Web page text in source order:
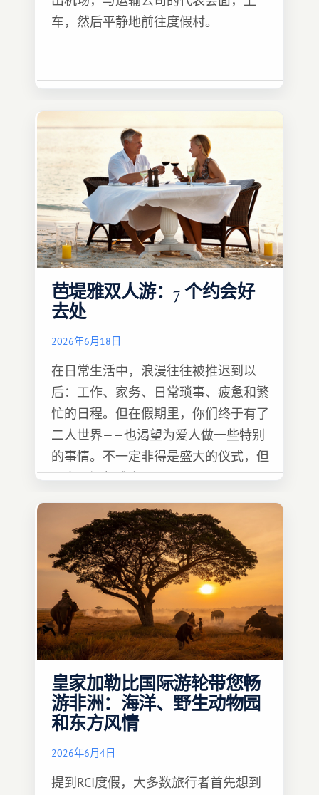
车，然后平静地前往度假村。
芭堤雅双人游：7 个约会好
去处
2026年6月18日
在日常生活中，浪漫往往被推迟到以
后：工作、家务、日常琐事、疲惫和繁
忙的日程。但在假期里，你们终于有了
二人世界——也渴望为爱人做一些特别
的事情。不一定非得是盛大的仪式，但
一定要温馨难忘 :)
皇家加勒比国际游轮带您畅
游非洲：海洋、野生动物园
和东方风情
2026年6月4日
提到RCI度假，大多数旅行者首先想到